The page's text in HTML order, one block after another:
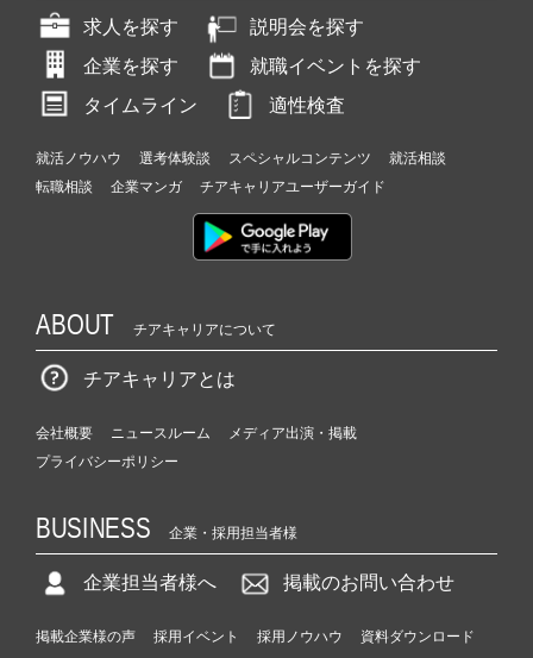
求人を探す
説明会を探す
企業を探す
就職イベントを探す
タイムライン
適性検査
就活ノウハウ 選考体験談 スペシャルコンテンツ
就活相談
転職相談
企業マンガ チアキャリアユーザーガイド
ABOUT チアキャリアについて
チアキャリアとは
会社概要 ニュースルーム
メディア出演・掲載
プライバシーポリシー
BUSINESS 企業・採用担当者様
企業担当者様へ 掲載のお問い合わせ
掲載企業様の声 採用イベント 採用ノウハウ
資料ダウンロード